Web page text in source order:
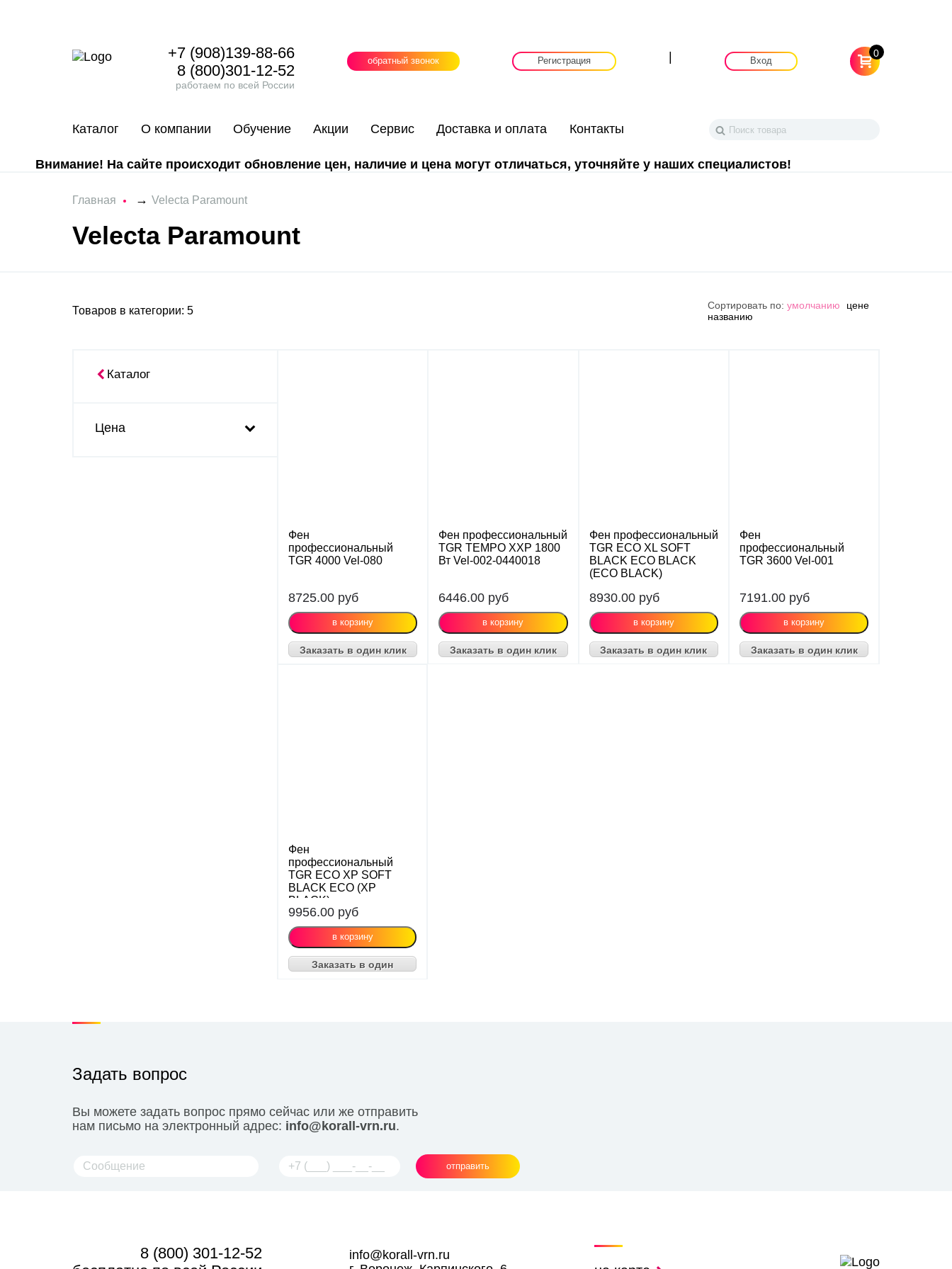
+7 (908)139-88-66
8 (800)301-12-52
работаем по всей России
обратный звонок Регистрация Вход
0
Каталог О компании Обучение Акции Сервис Доставка и оплата Контакты
Внимание! На сайте происходит обновление цен, наличие и цена могут отличаться, уточняйте у наших специалистов!
Главная → Velecta Paramount
Velecta Paramount
Товаров в категории: 5 Сортировать по: умолчанию
цене
названию
Каталог
Цена
Фен
профессиональный
TGR 4000 Vel-080
8725.00 руб
Заказать в один клик
Фен профессиональный
TGR TEMPO XXP 1800
Вт Vel-002-0440018
6446.00 руб
Заказать в один клик
Фен профессиональный
TGR ECO XL SOFT
BLACK ECO BLACK
(ECO BLACK)
8930.00 руб
Заказать в один клик
Фен
профессиональный
TGR 3600 Vel-001
7191.00 руб
Заказать в один клик
Фен
профессиональный
TGR ECO XP SOFT
BLACK ECO (XP
BLACK)
9956.00 руб
Заказать в один
Задать вопрос
Вы можете задать вопрос прямо сейчас или же отправить
нам письмо на электронный адрес: info@korall-vrn.ru.
отправить
8 (800) 301-12-52
info@korall-vrn.ru